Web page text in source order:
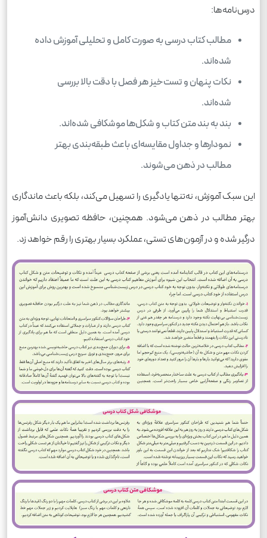
درس‌نامه‌ها:
مطالب کتاب درسی به صورت کامل و تحلیلی آموزش داده
شده‌اند.
نکات پنهان و تست‌خیز هر فصل با دقت بالا بررسی
شده‌اند.
بند به بند متن کتاب و شکل‌ها موشکافی شده‌اند.
نمودارها و جداول مقایسه‌ای باعث طبقه‌بندی بهتر
مطالب در ذهن می‌شوند.
این سبک آموزش، نه‌تنها یادگیری را تسهیل می‌کند، بلکه باعث ماندگاری
بهتر مطالب در ذهن می‌شود. همچنین، حافظه تصویری دانش‌آموز
درگیر شده و در آزمون‌های تستی، عملکرد بسیار بهتری را رقم خواهد زد.